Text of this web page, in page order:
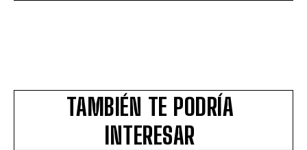
TAMBIÉN TE PODRÍA
INTERESAR